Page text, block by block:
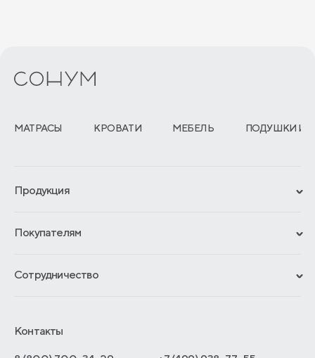
МАТРАСЫ КРОВАТИ МЕБЕЛЬ ПОДУШКИ И
Продукция
Гарантии
Отзывы покупателей
Покупателям
Обмен и возврат
Как оформить заказ
Сотрудничество
Отельерам
Контакты